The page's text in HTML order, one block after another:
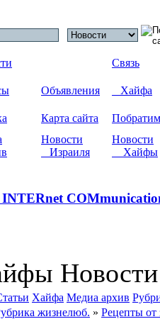
Связь
Объявления Хайфа
Карта сайта
Новости
Израиля
Новости
Хайфы
Хайфа Медиа архив
жизнелюб. » Рецепты